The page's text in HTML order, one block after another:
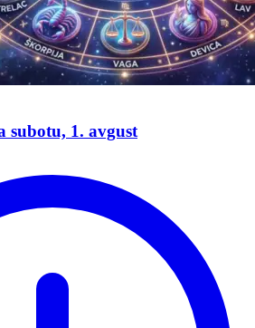
subotu, 1. avgust